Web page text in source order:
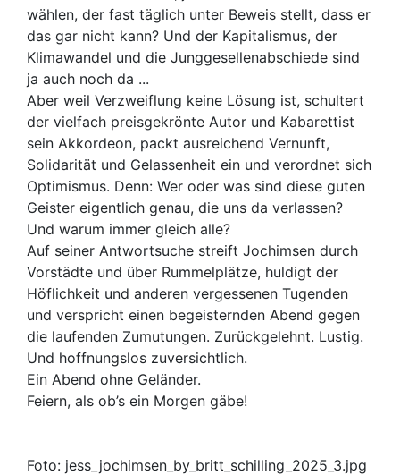
wählen, der fast täglich unter Beweis stellt, dass er
das gar nicht kann? Und der Kapitalismus, der
Klimawandel und die Junggesellenabschiede sind
ja auch noch da ...
Aber weil Verzweiflung keine Lösung ist, schultert
der vielfach preisgekrönte Autor und Kabarettist
sein Akkordeon, packt ausreichend Vernunft,
Solidarität und Gelassenheit ein und verordnet sich
Optimismus. Denn: Wer oder was sind diese guten
Geister eigentlich genau, die uns da verlassen?
Und warum immer gleich alle?
Auf seiner Antwortsuche streift Jochimsen durch
Vorstädte und über Rummelplätze, huldigt der
Höflichkeit und anderen vergessenen Tugenden
und verspricht einen begeisternden Abend gegen
die laufenden Zumutungen. Zurückgelehnt. Lustig.
Und hoffnungslos zuversichtlich.
Ein Abend ohne Geländer.
Feiern, als ob’s ein Morgen gäbe!
Foto: jess_jochimsen_by_britt_schilling_2025_3.jpg